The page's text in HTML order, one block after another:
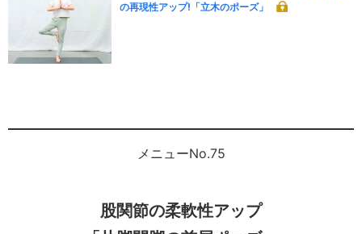
の再現性アップ!「立木のポーズ」
メニューNo.75
股関節の柔軟性アップ